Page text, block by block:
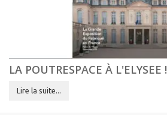
LA POUTRESPACE À L'ELYSEE !
Lire la suite...